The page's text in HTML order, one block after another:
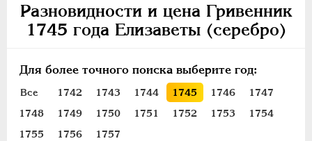
Разновидности и цена Гривенник
1745 года Елизаветы (серебро)
Для более точного поиска выберите год:
Все 1742 1743 1744 1745 1746
1747
1748
1749 1750 1751 1752 1753
1754
1755
1756 1757
ПЕТР II 1727-1729
АННА ИОАННОВНА 1730-1740
ЕЛИЗАВЕТА 1741-1762
Золото
Серебро